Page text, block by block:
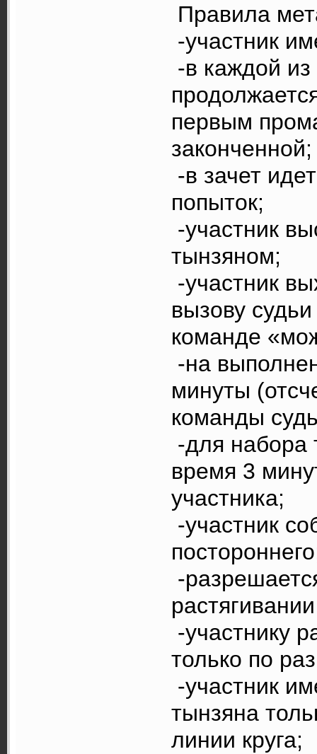
Правила
-участник
-в каждой
первым
законченной;
-в зачет
попыток;
-участник
тынзяном;
-участник
вызову
команде
-на
минуты
команды
-для набора
время 3
участника;
-участник
-
-участнику
только по
-участник
тынзяна
линии круга;